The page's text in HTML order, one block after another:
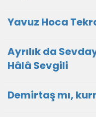
Yavuz Hoca
Ayrılık da
Hâlâ Sevgili
Demirtaş mı,